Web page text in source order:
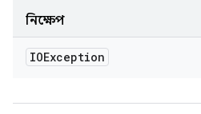
নিক্ষেপ
IOException